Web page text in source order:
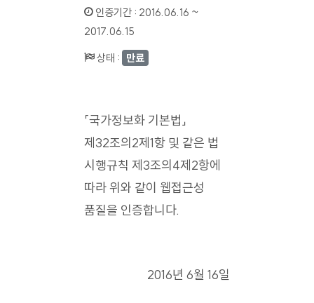
인증기간 : 2016.06.16 ~
2017.06.15
상태 : 만료
「국가정보화 기본법」
제32조의2제1항 및 같은 법
시행규칙 제3조의4제2항에
따라 위와 같이 웹접근성
품질을 인증합니다.
2016년 6월 16일